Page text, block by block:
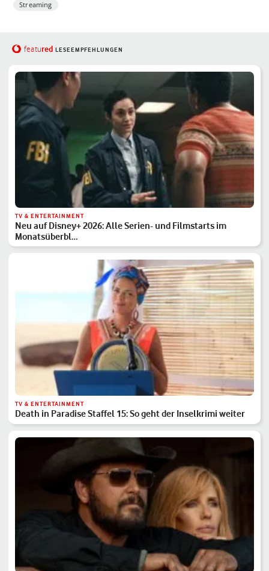
Streaming
featured LESEEMPFEHLUNGEN
TV & ENTERTAINMENT
Neu auf Disney+ 2026: Alle Serien- und Filmstarts im
Monatsüberbl…
TV & ENTERTAINMENT
Death in Paradise Staffel 15: So geht der Inselkrimi weiter